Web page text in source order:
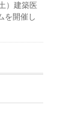
）建築医
を開催し